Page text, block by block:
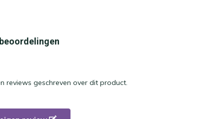
reviews geschreven over dit product.